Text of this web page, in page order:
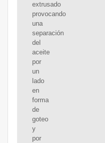
extrusado
provocando
una
separación
del
aceite
por
un
lado
en
forma
de
goteo
y
por